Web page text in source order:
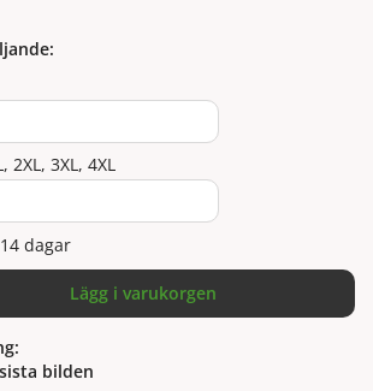
2XL, 3XL, 4XL
dagar
Lägg i varukorgen
bilden